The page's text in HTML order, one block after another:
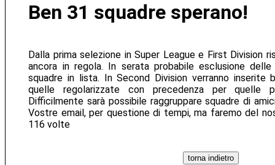
Ben 31 squadre sperano!
Dalla prima selezione in Super League e First Division
ancora in regola. In serata probabile esclusione
squadre in lista. In Second Division verranno inserite
quelle regolarizzate con precedenza per quelle
Difficilmente sarà possibile raggruppare squadre di
Vostre email, per questione di tempi, ma faremo del
116 volte